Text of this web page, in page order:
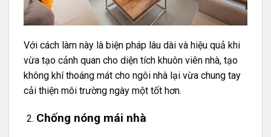
Với cách làm này là biện pháp lâu dài và hiệu quả khi
vừa tạo cảnh quan cho diện tích khuôn viên nhà, tạo
không khí thoáng mát cho ngôi nhà lại vừa chung tay
cải thiện môi trường ngày một tốt hơn.
Chống nóng mái nhà